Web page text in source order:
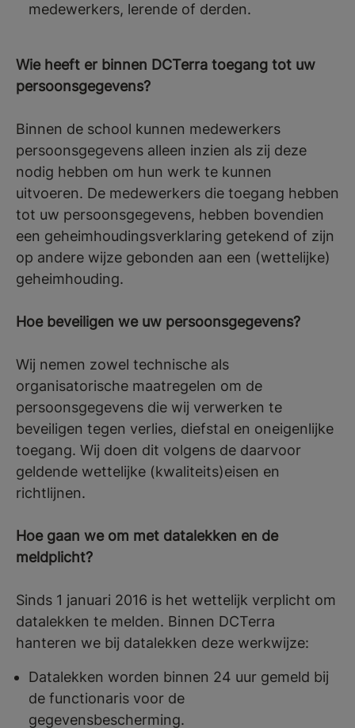
medewerkers, lerende of derden.
Wie heeft er binnen DCTerra toegang tot uw
persoonsgegevens?
Binnen de school kunnen medewerkers
persoonsgegevens alleen inzien als zij deze
nodig hebben om hun werk te kunnen
uitvoeren. De medewerkers die toegang hebben
tot uw persoonsgegevens, hebben bovendien
een geheimhoudingsverklaring getekend of zijn
op andere wijze gebonden aan een (wettelijke)
geheimhouding.
Hoe beveiligen we uw persoonsgegevens?
Wij nemen zowel technische als
organisatorische maatregelen om de
persoonsgegevens die wij verwerken te
beveiligen tegen verlies, diefstal en oneigenlijke
toegang. Wij doen dit volgens de daarvoor
geldende wettelijke (kwaliteits)eisen en
richtlijnen.
Hoe gaan we om met datalekken en de
meldplicht?
Sinds 1 januari 2016 is het wettelijk verplicht om
datalekken te melden. Binnen DCTerra
hanteren we bij datalekken deze werkwijze:
Datalekken worden binnen 24 uur gemeld bij
de functionaris voor de
gegevensbescherming.